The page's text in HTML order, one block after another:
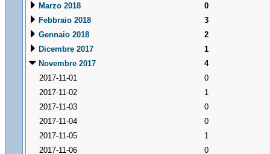
Marzo 2018
0
Febbraio 2018
3
Gennaio 2018
2
Dicembre 2017
1
Novembre 2017
4
2017-11-01
0
2017-11-02
1
2017-11-03
0
2017-11-04
0
2017-11-05
1
2017-11-06
0